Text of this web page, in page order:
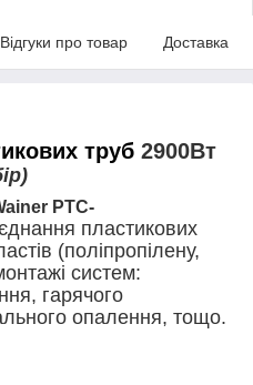
Відгуки про товар Доставка
труб 2900Вт
PTC-
пластикових
(поліпропілену,
систем:
гарячого
опалення, тощо.